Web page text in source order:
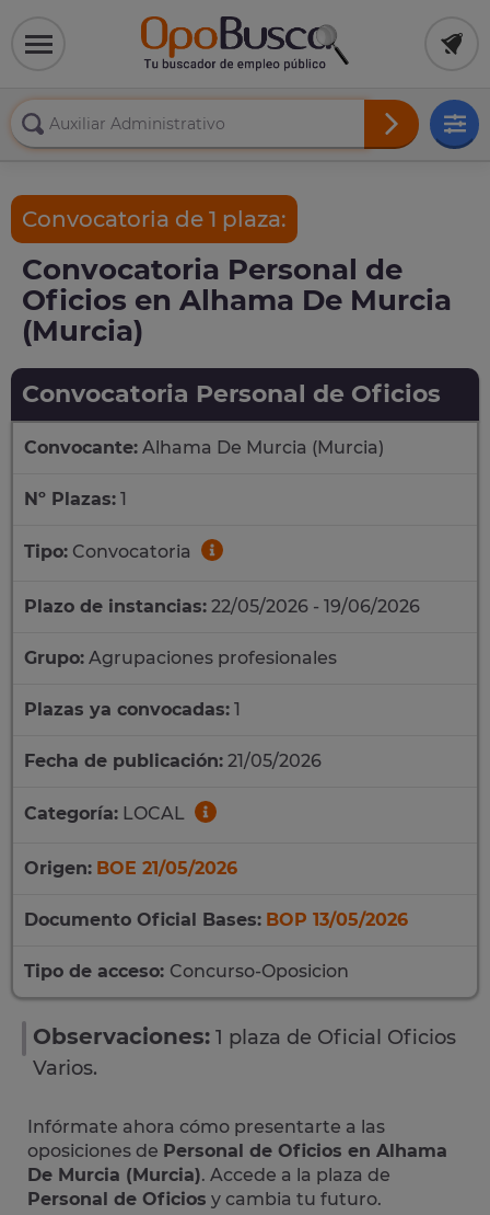
Convocatoria de 1 plaza:
Convocatoria Personal de
Oficios en Alhama De Murcia
(Murcia)
Convocatoria Personal de Oficios
Convocante: Alhama De Murcia (Murcia)
Nº Plazas: 1
Tipo: Convocatoria
Plazo de instancias: 22/05/2026 - 19/06/2026
Grupo: Agrupaciones profesionales
Plazas ya convocadas: 1
Fecha de publicación: 21/05/2026
Categoría: LOCAL
Origen: BOE 21/05/2026
Documento Oficial Bases: BOP 13/05/2026
Tipo de acceso: Concurso-Oposicion
Observaciones: 1 plaza de Oficial Oficios
Varios.
Infórmate ahora cómo presentarte a las
oposiciones de Personal de Oficios en Alhama
De Murcia (Murcia). Accede a la plaza de
Personal de Oficios y cambia tu futuro.